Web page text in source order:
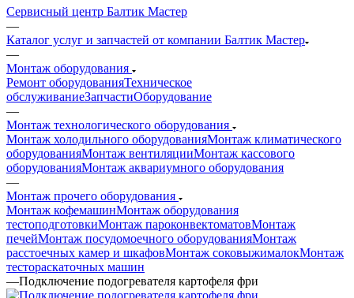
Сервисный центр Балтик Мастер
—
Каталог услуг и запчастей от компании Балтик Мастер
—
Монтаж оборудования
Ремонт оборудованияТехническое
обслуживаниеЗапчастиОборудование
—
Монтаж технологического оборудования
Монтаж холодильного оборудованияМонтаж климатического
оборудованияМонтаж вентиляцииМонтаж кассового
оборудованияМонтаж аквариумного оборудования
—
Монтаж прочего оборудования
Монтаж кофемашинМонтаж оборудования
тестоподготовкиМонтаж пароконвектоматовМонтаж
печейМонтаж посудомоечного оборудованияМонтаж
расстоечных камер и шкафовМонтаж соковыжималокМонтаж
тестораскаточных машин
—Подключение подогревателя картофеля фри